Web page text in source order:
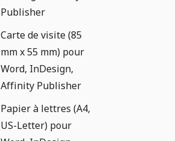
Publisher
Carte de visite (85
mm x 55 mm) pour
Word, InDesign,
Affinity Publisher
Papier à lettres (A4,
US-Letter) pour